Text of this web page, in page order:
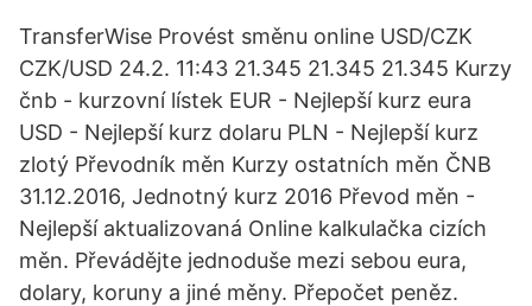
TransferWise Provést směnu online USD/CZK
CZK/USD 24.2. 11:43 21.345 21.345 21.345 Kurzy
čnb - kurzovní lístek EUR - Nejlepší kurz eura
USD - Nejlepší kurz dolaru PLN - Nejlepší kurz
zlotý Převodník měn Kurzy ostatních měn ČNB
31.12.2016, Jednotný kurz 2016 Převod měn -
Nejlepší aktualizovaná Online kalkulačka cizích
měn. Převádějte jednoduše mezi sebou eura,
dolary, koruny a jiné měny. Přepočet peněz.